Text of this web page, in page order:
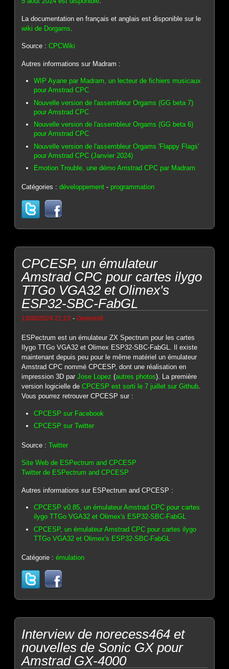
La documentation en français et anglais est disponible sur le
wiki de Dorgams
Source :CPCWiki
Autres informations sur Madram :
WIP Ayane par Madram, un lecteur de fichiers musicaux
pour Amstrad CPC
Nouvelle version de l'assembleur Orgams (GG beta 7)
pour Amstrad CPC
Nouvelle version de l'assembleur Orgams (GG beta 6)
pour Amstrad CPC
Nouvelle version de l'assembleur Orgams 'Flappy Flags'
pour Amstrad CPC (Janvier 2024)
Emotion Trouble, une démo Amstrad CPC par Madram
Catégories :développement -programmation
CPCESP, un émulateur
Amstrad CPC pour cartes ilygo
TTGo VGA32 et Olimex's
ESP32-SBC-FabGL
13/08/2024 21:23 -Genesis8
ESPectrum est un émulateur ZX Spectrum pour les cartes
Ilygo TTGo VGA32 et Olimex ESP32-SBC-FabGL. Il existe
maintenant depuis peu pour le même matériel un émulateur
Amstrad CPC nommé CPCESP, dont une réalisation en
impression 3D parJose Lopez (autres photos). La première
version logicielle deCPCESP est sorti le 7 juillet sur Github.
Vous pourrez retrouver CPCESP sur :
CPCESP sur Facebook
CPCESP sur Twitter
Source :Twitter
Site Web de ESPectrum and CPCESP
Twitter de ESPectrum and CPCESP
Autres informations sur ESPectrum and CPCESP :
CPCESP v0.85, un émulateur Amstrad CPC pour cartes
ilygo TTGo VGA32 et Olimex's ESP32-SBC-FabGL
CPCESP, un émulateur Amstrad CPC pour cartes ilygo
TTGo VGA32 et Olimex's ESP32-SBC-FabGL
Catégorie :émulation
Interview de norecess464 et
nouvelles de Sonic GX pour
Amstrad GX-4000